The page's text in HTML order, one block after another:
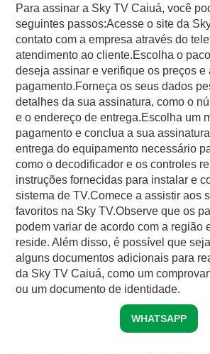
Para assinar a Sky TV Caiuá, você
seguintes passos:Acesse o site da
contato com a empresa através do
atendimento ao cliente.Escolha o
deseja assinar e verifique os preços e
pagamento.Forneça os seus dados
detalhes da sua assinatura, como o
e o endereço de entrega.Escolha um
pagamento e conclua a sua
entrega do equipamento necessário
como o decodificador e os controles
instruções fornecidas para instalar e
sistema de TV.Comece a assistir aos
favoritos na Sky TV.Observe que os
podem variar de acordo com a região
reside. Além disso, é possível que
alguns documentos adicionais para
da Sky TV Caiuá, como um
ou um documento de identidade.
WHATSAPP